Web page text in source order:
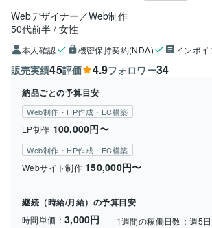
Webデザイナー／Web制作
50代前半 女性
本人確認 機密保持契約(NDA) インボ
販売実績45評価 4.9フォロワー34
納品ごとの予算目安
Web制作・HP作成・EC構築
LP制作 100,000円〜
Web制作・HP作成・EC構築
Webサイト制作 150,000円〜
継続（時給/月給）の予算目安
時間単価： 3,000円 1週間の稼働日数：週5